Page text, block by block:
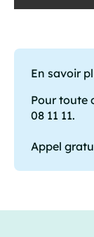
En savoir
Pour toute
08 11 11.
Appel